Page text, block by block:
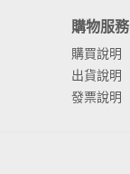
購物服務
購買說明
出貨說明
發票說明